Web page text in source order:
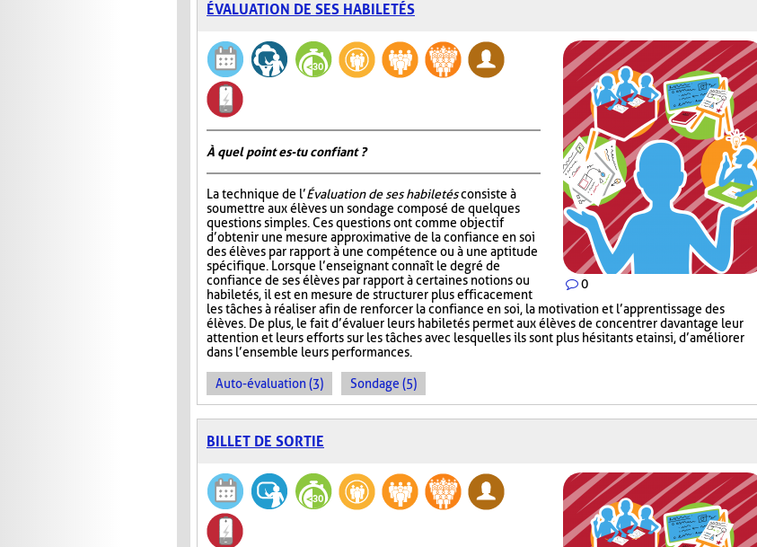
ÉVALUATION DE SES HABILETÉS
0
À quel point es-tu confiant ?
La technique de l’Évaluation de ses habiletésconsiste à
soumettre aux élèves un sondage composé de quelques
questions simples. Ces questions ont comme objectif
d’obtenir une mesure approximative de la confiance en soi
des élèves par rapport à une compétence ou à une aptitude
spécifique. Lorsque l’enseignant connaît le degré de
confiance de ses élèves par rapport à certaines notions ou
habiletés, il est en mesure de structurer plus efficacement
les tâches à réaliser afin de renforcer la confiance en soi, la motivation et l’apprentissage des
élèves. De plus, le fait d’évaluer leurs habiletés permet aux élèves de concentrer davantage leur
attention et leurs efforts sur les tâches avec lesquelles ils sont plus hésitants et ainsi, d’améliorer
dans l’ensemble leurs performances.
Auto-évaluation (3) Sondage (5)
BILLET DE SORTIE